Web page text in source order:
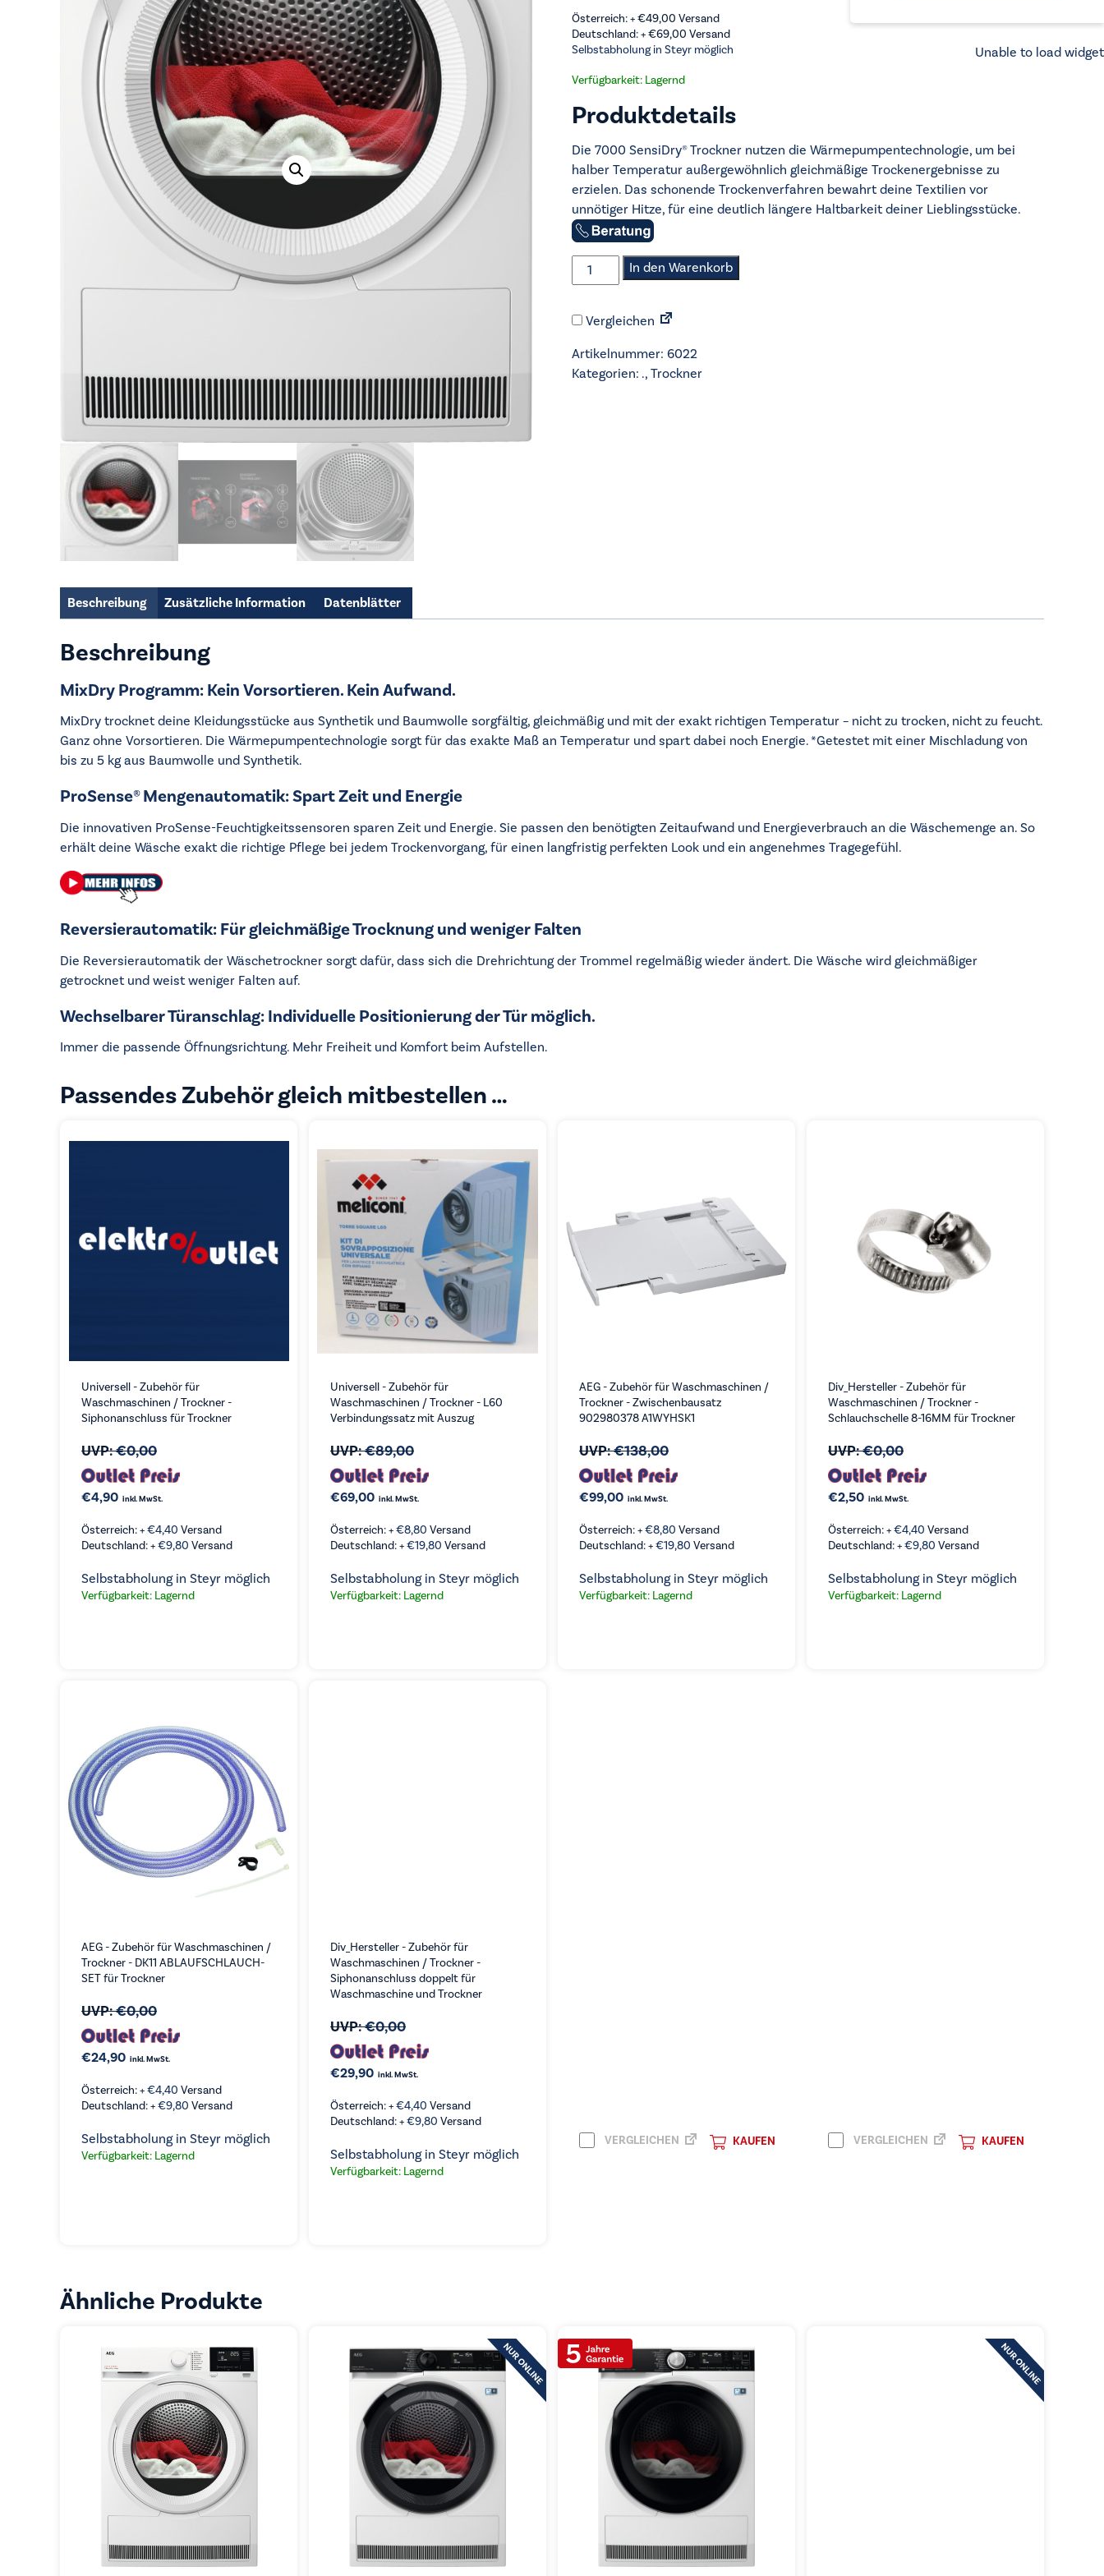
Österreich: +€49,00 Versand
Deutschland: +€69,00 Versand
Selbstabholung in Steyr möglich
Verfügbarkeit: Lagernd
Produktdetails
Die 7000 SensiDry® Trockner nutzen die Wärmepumpentechnologie, um bei
halber Temperatur außergewöhnlich gleichmäßige Trockenergebnisse zu
erzielen. Das schonende Trockenverfahren bewahrt deine Textilien vor
unnötiger Hitze, für eine deutlich längere Haltbarkeit deiner Lieblingsstücke.
AEG
-
-
Menge
In den Warenkorb
Vergleichen
Artikelnummer: 6022
Kategorien: ., Trockner
Beschreibung Zusätzliche Information Datenblätter
Beschreibung
MixDry Programm: Kein Vorsortieren. Kein Aufwand.
MixDry trocknet deine Kleidungsstücke aus Synthetik und Baumwolle sorgfältig, gleichmäßig und mit der exakt richtigen Temperatur – nicht zu trocken, nicht zu feucht.
Ganz ohne Vorsortieren. Die Wärmepumpentechnologie sorgt für das exakte Maß an Temperatur und spart dabei noch Energie. *Getestet mit einer Mischladung von
bis zu 5 kg aus Baumwolle und Synthetik.
ProSense® Mengenautomatik: Spart Zeit und Energie
Die innovativen ProSense-Feuchtigkeitssensoren sparen Zeit und Energie. Sie passen den benötigten Zeitaufwand und Energieverbrauch an die Wäschemenge an. So
erhält deine Wäsche exakt die richtige Pflege bei jedem Trockenvorgang, für einen langfristig perfekten Look und ein angenehmes Tragegefühl.
Reversierautomatik: Für gleichmäßige Trocknung und weniger Falten
Die Reversierautomatik der Wäschetrockner sorgt dafür, dass sich die Drehrichtung der Trommel regelmäßig wieder ändert. Die Wäsche wird gleichmäßiger
getrocknet und weist weniger Falten auf.
Wechselbarer Türanschlag: Individuelle Positionierung der Tür möglich.
Immer die passende Öffnungsrichtung. Mehr Freiheit und Komfort beim Aufstellen.
Passendes Zubehör gleich mitbestellen …
Universell - Zubehör für
Waschmaschinen / Trockner -
Siphonanschluss für Trockner
UVP:€0,00
€4,90 inkl. MwSt.
Österreich: +€4,40 Versand
Deutschland: +€9,80 Versand
Selbstabholung in Steyr möglich
Verfügbarkeit: Lagernd
KAUFEN
VERGLEICHEN
Universell - Zubehör für
Waschmaschinen / Trockner - L60
Verbindungssatz mit Auszug
UVP:€89,00
€69,00 inkl. MwSt.
Österreich: +€8,80 Versand
Deutschland: +€19,80 Versand
Selbstabholung in Steyr möglich
Verfügbarkeit: Lagernd
AEG - Zubehör für Waschmaschinen /
Trockner - Zwischenbausatz
902980378 A1WYHSK1
UVP:€138,00
€99,00 inkl. MwSt.
Österreich: +€8,80 Versand
Deutschland: +€19,80 Versand
Selbstabholung in Steyr möglich
Verfügbarkeit: Lagernd
KAUFEN
VERGLEICHEN
Div_Hersteller - Zubehör für
Waschmaschinen / Trockner -
Schlauchschelle 8-16MM für Trockner
UVP:€0,00
€2,50 inkl. MwSt.
Österreich: +€4,40 Versand
Deutschland: +€9,80 Versand
Selbstabholung in Steyr möglich
Verfügbarkeit: Lagernd
KAUFEN
VERGLEICHEN
AEG - Zubehör für Waschmaschinen /
Trockner - DK11 ABLAUFSCHLAUCH-
SET für Trockner
UVP:€0,00
€24,90 inkl. MwSt.
Österreich: +€4,40 Versand
Deutschland: +€9,80 Versand
Selbstabholung in Steyr möglich
Verfügbarkeit: Lagernd
Div_Hersteller - Zubehör für
Waschmaschinen / Trockner -
Siphonanschluss doppelt für
Waschmaschine und Trockner
UVP:€0,00
€29,90 inkl. MwSt.
Österreich: +€4,40 Versand
Deutschland: +€9,80 Versand
Selbstabholung in Steyr möglich
Verfügbarkeit: Lagernd
Ähnliche Produkte
Unable to load widget